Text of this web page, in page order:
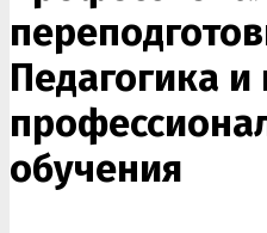
Педагогика и
обучения